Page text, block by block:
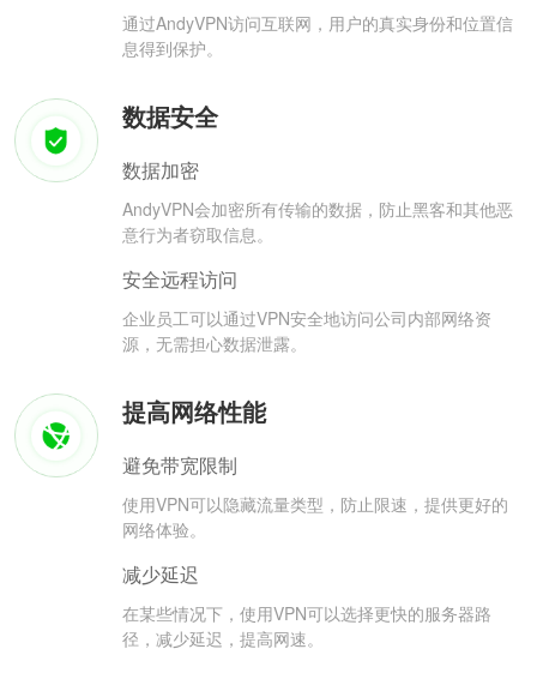
通过AndyVPN访问互联网，用户的真实身份和位置信
息得到保护。
数据安全
数据加密
AndyVPN会加密所有传输的数据，防止黑客和其他恶
意行为者窃取信息。
安全远程访问
企业员工可以通过VPN安全地访问公司内部网络资
源，无需担心数据泄露。
提高网络性能
避免带宽限制
使用VPN可以隐藏流量类型，防止限速，提供更好的
网络体验。
减少延迟
在某些情况下，使用VPN可以选择更快的服务器路
径，减少延迟，提高网速。